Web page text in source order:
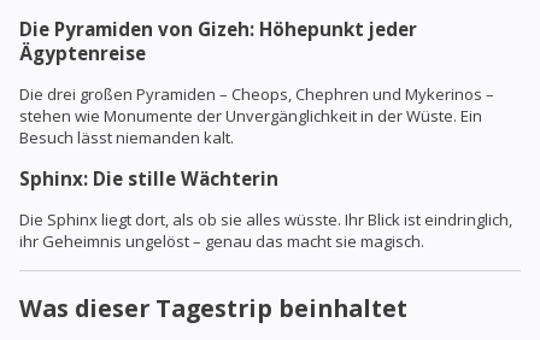
Die Pyramiden von Gizeh: Höhepunkt jeder
Ägyptenreise
Die drei großen Pyramiden – Cheops, Chephren und Mykerinos –
stehen wie Monumente der Unvergänglichkeit in der Wüste. Ein
Besuch lässt niemanden kalt.
Sphinx: Die stille Wächterin
Die Sphinx liegt dort, als ob sie alles wüsste. Ihr Blick ist eindringlich,
ihr Geheimnis ungelöst – genau das macht sie magisch.
Was dieser Tagestrip beinhaltet